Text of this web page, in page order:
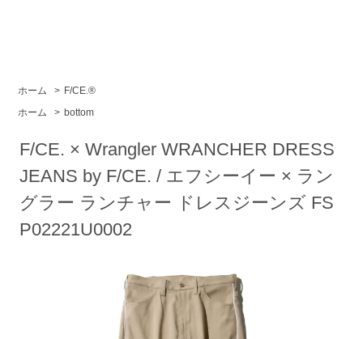
ホーム > F/CE.®
ホーム
> bottom
F/CE. × Wrangler WRANCHER DRESS
JEANS by F/CE. / エフシーイー × ラン
グラー ランチャー ドレスジーンズ FS
P02221U0002